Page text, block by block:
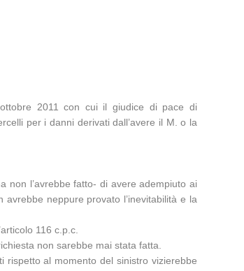
2011 con cui il giudice di pace di
per i danni derivati dall’avere il M. o la
non l’avrebbe fatto- di avere adempiuto ai
neppure provato l’inevitabilità e la
116 c.p.c.
non sarebbe mai stata fatta.
rispetto al momento del sinistro vizierebbe